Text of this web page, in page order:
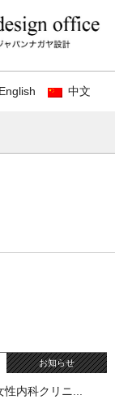
English 中文
お知らせ
性内科クリニ...